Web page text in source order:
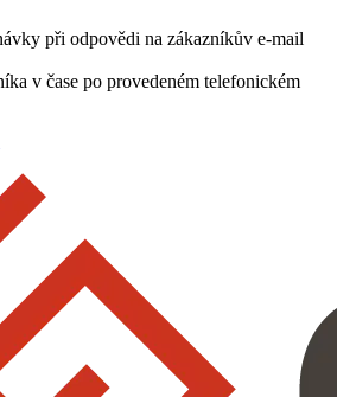
při odpovědi na zákazníkův e-mail
v čase po provedeném telefonickém